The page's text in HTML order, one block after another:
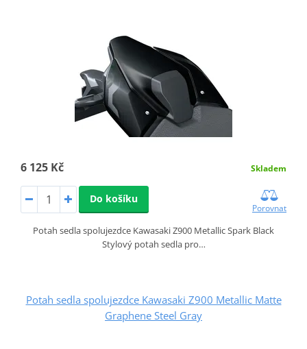
6 125 Kč Skladem
Do košíku
Porovnat
Potah sedla spolujezdce Kawasaki Z900 Metallic Spark Black
Stylový potah sedla pro…
Potah sedla spolujezdce Kawasaki Z900 Metallic Matte
Graphene Steel Gray